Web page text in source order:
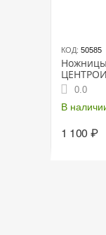
КОД: 50585
Ножницы
садовые
0.0
В
1 100 ₽